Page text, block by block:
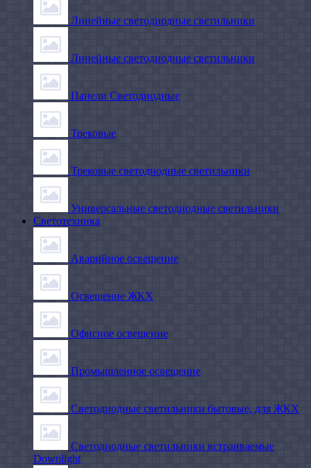
Линейные светодиодные светильники
Линейные светодиодные светильники
Панели Светодиодные
Трековые
Трековые светодиодные светильники
Универсальные светодиодные светильники
Светотехника
Аварийное освещение
Освещение ЖКХ
Офисное освещение
Промышленное освещение
Светодиодные светильники бытовые, для ЖКХ
Светодиодные светильники встраиваемые
Downlight